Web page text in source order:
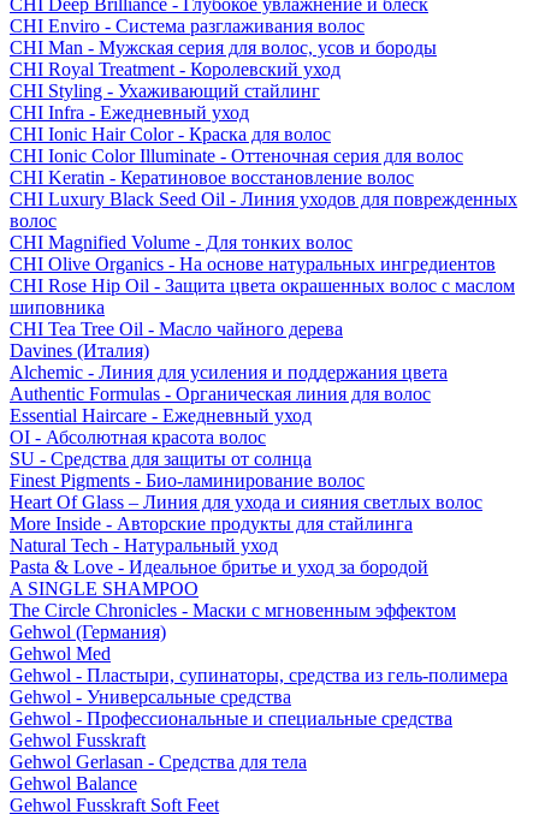
CHI Deep Brilliance - Глубокое увлажнение и блеск
CHI Enviro - Система разглаживания волос
CHI Man - Мужская серия для волос, усов и бороды
CHI Royal Treatment - Королевский уход
CHI Styling - Ухаживающий стайлинг
CHI Infra - Ежедневный уход
CHI Ionic Hair Color - Краска для волос
CHI Ionic Color Illuminate - Оттеночная серия для волос
CHI Keratin - Кератиновое восстановление волос
CHI Luxury Black Seed Oil - Линия уходов для поврежденных
волос
CHI Magnified Volume - Для тонких волос
CHI Olive Organics - На основе натуральных ингредиентов
CHI Rose Hip Oil - Защита цвета окрашенных волос с маслом
шиповника
CHI Tea Tree Oil - Масло чайного дерева
Davines (Италия)
Alchemic - Линия для усиления и поддержания цвета
Authentic Formulas - Органическая линия для волос
Essential Haircare - Eжедневный уход
OI - Абсолютная красота волос
SU - Средства для защиты от солнца
Finest Pigments - Био-ламинирование волос
Heart Of Glass – Линия для ухода и сияния светлых волос
More Inside - Авторские продукты для стайлинга
Natural Tech - Натуральный уход
Pasta & Love - Идеальное бритье и уход за бородой
A SINGLE SHAMPOO
The Circle Chronicles - Маски с мгновенным эффектом
Gehwol (Германия)
Gehwol Med
Gehwol - Пластыри, супинаторы, средства из гель-полимера
Gehwol - Универсальные средства
Gehwol - Профессиональные и специальные средства
Gehwol Fusskraft
Gehwol Gerlasan - Средства для тела
Gehwol Balance
Gehwol Fusskraft Soft Feet